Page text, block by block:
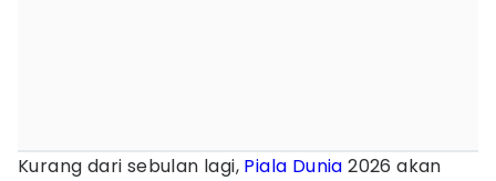
Kurang dari sebulan lagi, Piala Dunia 2026 akan